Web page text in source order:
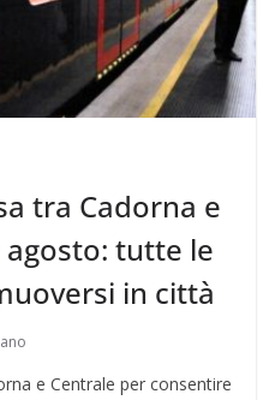
tra Cadorna e
agosto: tutte le
in città
e Centrale per consentire